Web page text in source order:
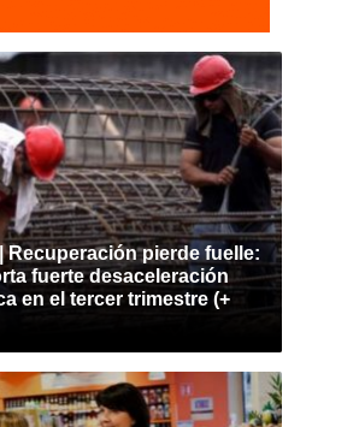
Recuperación pierde fuelle:
fuerte desaceleración
en el tercer trimestre (+